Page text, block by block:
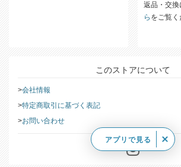
返品・交
ら をご覧く
このストアについて
会社情報
特定商取引に基づく表記
お問い合わせ
アプリで見る